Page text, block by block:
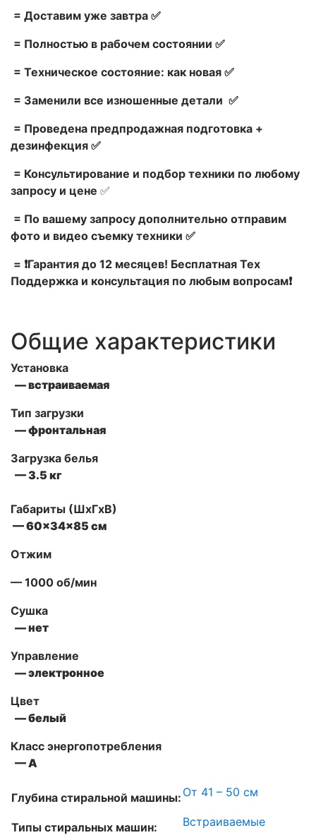
= Доставим уже завтра ✅
= Полностью в рабочем состоянии ✅
= Техническое состояние: как новая ✅
= Заменили все изношенные детали ✅
= Проведена предпродажная подготовка +
дезинфекция ✅
= Консультирование и подбор техники по любому
запросу и цене ✅
= По вашему запросу дополнительно отправим
фото и видео съемку техники ✅
= ❗Гарантия до 12 месяцев! Бесплатная Тех
Поддержка и консультация по любым вопросам❗
Общие характеристики
Установка
— встраиваемая
Тип загрузки
— фронтальная
Загрузка белья
— 3.5 кг
Габариты (ШxГxВ)
— 60x34x85 см
Отжим
— 1000 об/мин
Сушка
— нет
Управление
— электронное
Цвет
— белый
Класс энергопотребления
— А
Глубина стиральной машины: От 41 – 50 см
Типы стиральных машин: Встраиваемые